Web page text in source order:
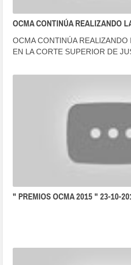
OCMA CONTINÚA
EN LA CORTE SUPERIOR DE
" PREMIOS OCMA 2015 " 23-10-